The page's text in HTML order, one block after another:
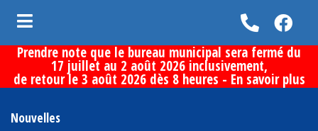
(Vie municipale )
(Services aux citoyens )
(Loisirs et culture )
Prendre note que le bureau municipal sera fermé du
17 juillet au 2 août 2026 inclusivement,
de retour le 3 août 2026 dès 8 heures - En savoir plus
Nouvelles